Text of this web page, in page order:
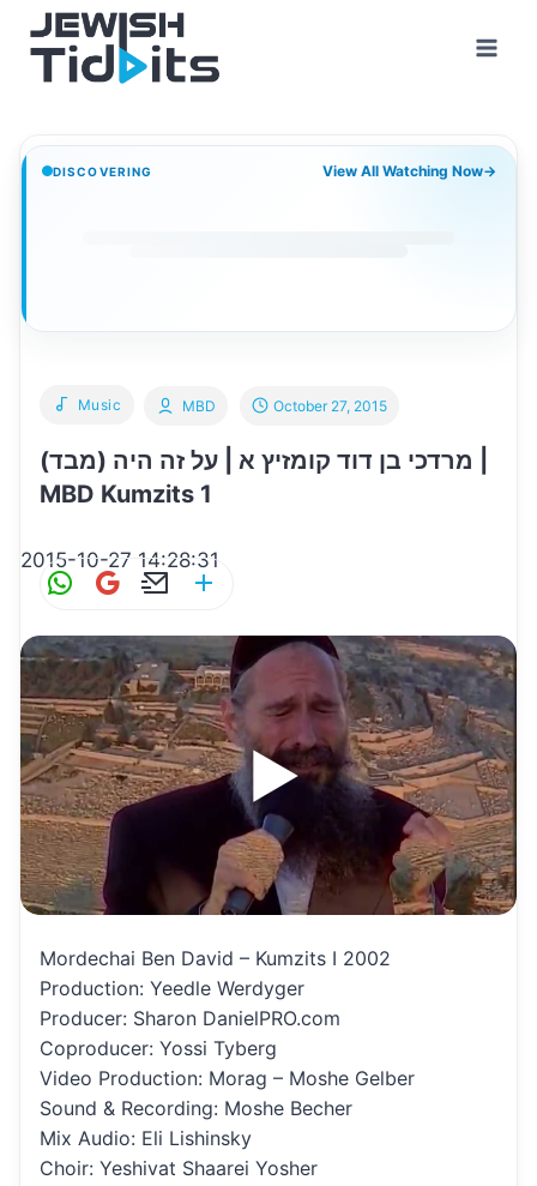
content
DISCOVERING View All Watching Now→
Music
מרדכי בן דוד קומזיץ א | על זה היה (מבד) |
MBD Kumzits 1
MBD October 27, 2015
2015-10-27 14:28:31
W
at
s
A
p
p
G
ai
l
E
ai
l
ar
e
Mordechai Ben David – Kumzits I 2002
Production: Yeedle Werdyger
Producer: Sharon DanielPRO.com
Coproducer: Yossi Tyberg
Video Production: Morag – Moshe Gelber
Sound & Recording: Moshe Becher
Mix Audio: Eli Lishinsky
Choir: Yeshivat Shaarei Yosher